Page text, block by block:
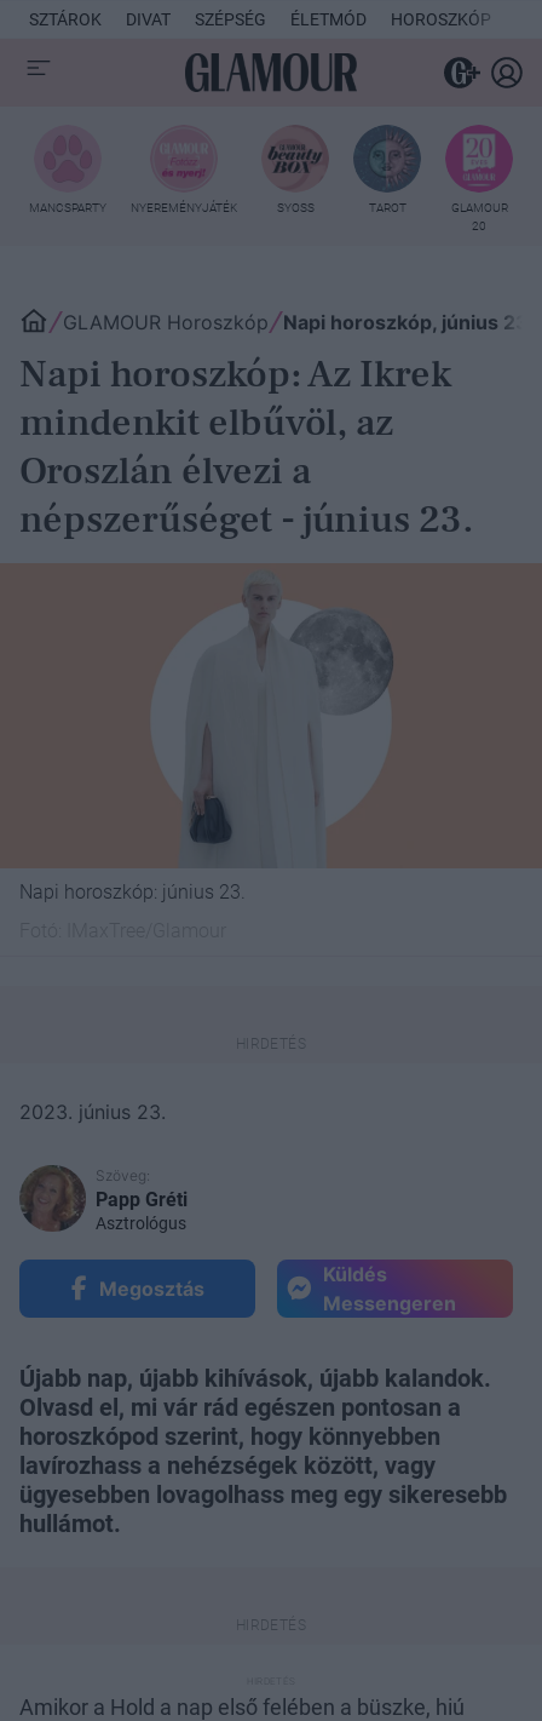
SZTÁROK DIVAT SZÉPSÉG ÉLETMÓD HOROSZKÓP
MANCSPARTY NYEREMÉNYJÁTÉK SYOSS TAROT
GLAMOUR
20
GLAMOUR Horoszkóp Napi horoszkóp, június 23.
Napi horoszkóp: Az Ikrek
mindenkit elbűvöl, az
Oroszlán élvezi a
népszerűséget - június 23.
Napi horoszkóp: június 23.
2023. június 23.
Szöveg:
Papp Gréti
Asztrológus
Megosztás
Küldés
Messengeren
Újabb nap, újabb kihívások, újabb kalandok.
Olvasd el, mi vár rád egészen pontosan a
horoszkópod szerint, hogy könnyebben
lavírozhass a nehézségek között, vagy
ügyesebben lovagolhass meg egy sikeresebb
hullámot.
Amikor a Hold a nap első felében a büszke, hiú